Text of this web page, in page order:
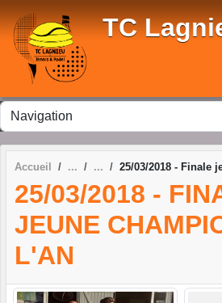
TC
Accueil 25/03/2018 - Finale
25/03/2018 -
JEUNE
L'AN